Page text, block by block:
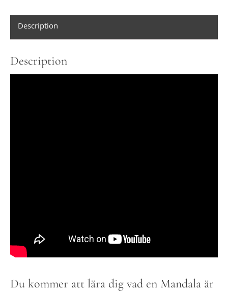
Description
Description
Du kommer att lära dig vad en Mandala är